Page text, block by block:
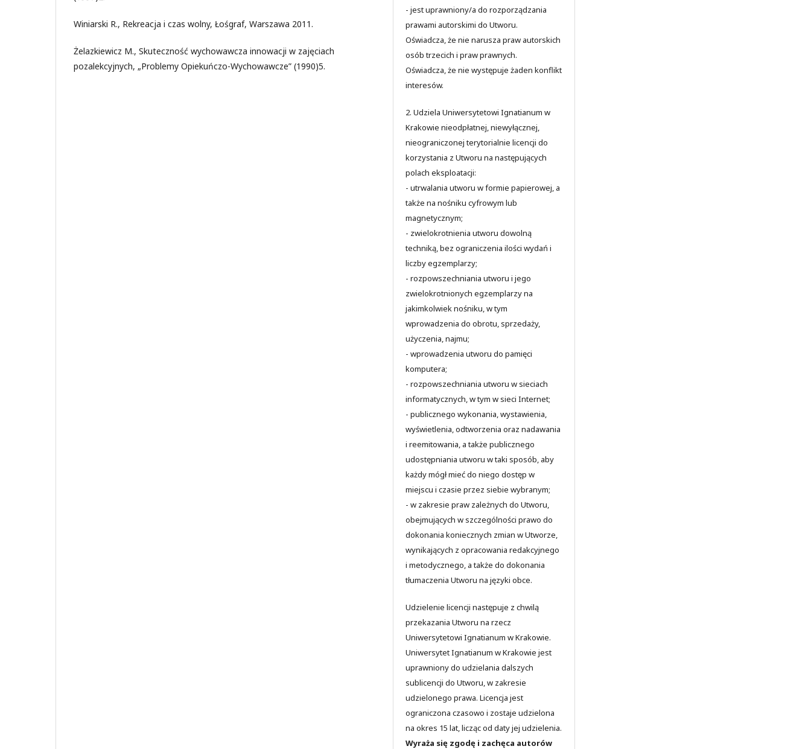
Winiarski R., Rekreacja i czas wolny, Łośgraf, Warszawa 2011.
Żelazkiewicz M., Skuteczność wychowawcza innowacji w zajęciach
pozalekcyjnych, „Problemy Opiekuńczo-Wychowawcze” (1990)5.
- jest uprawniony/a do rozporządzania
prawami autorskimi do Utworu.
Oświadcza, że nie narusza praw autorskich
osób trzecich i praw prawnych.
Oświadcza, że nie występuje żaden konflikt
interesów.
2. Udziela Uniwersytetowi Ignatianum w
Krakowie nieodpłatnej, niewyłącznej,
nieograniczonej terytorialnie licencji do
korzystania z Utworu na następujących
polach eksploatacji:
- utrwalania utworu w formie papierowej, a
także na nośniku cyfrowym lub
magnetycznym;
- zwielokrotnienia utworu dowolną
techniką, bez ograniczenia ilości wydań i
liczby egzemplarzy;
- rozpowszechniania utworu i jego
zwielokrotnionych egzemplarzy na
jakimkolwiek nośniku, w tym
wprowadzenia do obrotu, sprzedaży,
użyczenia, najmu;
- wprowadzenia utworu do pamięci
komputera;
- rozpowszechniania utworu w sieciach
informatycznych, w tym w sieci Internet;
- publicznego wykonania, wystawienia,
wyświetlenia, odtworzenia oraz nadawania
i reemitowania, a także publicznego
udostępniania utworu w taki sposób, aby
każdy mógł mieć do niego dostęp w
miejscu i czasie przez siebie wybranym;
- w zakresie praw zależnych do Utworu,
obejmujących w szczególności prawo do
dokonania koniecznych zmian w Utworze,
wynikających z opracowania redakcyjnego
i metodycznego, a także do dokonania
tłumaczenia Utworu na języki obce.
Udzielenie licencji następuje z chwilą
przekazania Utworu na rzecz
Uniwersytetowi Ignatianum w Krakowie.
Uniwersytet Ignatianum w Krakowie jest
uprawniony do udzielania dalszych
sublicencji do Utworu, w zakresie
udzielonego prawa. Licencja jest
ograniczona czasowo i zostaje udzielona
na okres 15 lat, licząc od daty jej udzielenia.
Wyraża się zgodę i zachęca autorów